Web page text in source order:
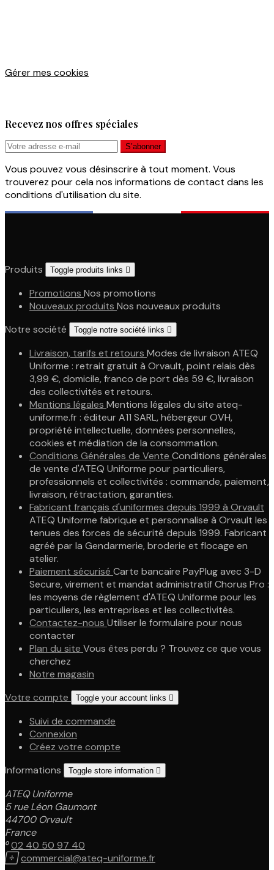
Gérer mes cookies
Recevez nos offres spéciales
Vous pouvez vous désinscrire à tout moment. Vous
trouverez pour cela nos informations de contact dans les
conditions d'utilisation du site.
Produits Toggle produits links 
Promotions Nos promotions
Nouveaux produits Nos nouveaux produits
Notre société
Toggle notre société links 
Livraison, tarifs et retours Modes de livraison ATEQ
Uniforme : retrait gratuit à Orvault, point relais dès
3,99 €, domicile, franco de port dès 59 €, livraison
des collectivités et retours.
Mentions légales Mentions légales du site ateq-
uniforme.fr : éditeur A11 SARL, hébergeur OVH,
propriété intellectuelle, données personnelles,
cookies et médiation de la consommation.
Conditions Générales de Vente Conditions générales
de vente d'ATEQ Uniforme pour particuliers,
professionnels et collectivités : commande, paiement,
livraison, rétractation, garanties.
Fabricant français d'uniformes depuis 1999 à Orvault
ATEQ Uniforme fabrique et personnalise à Orvault les
tenues des forces de sécurité depuis 1999. Fabricant
agréé par la Gendarmerie, broderie et flocage en
atelier.
Paiement sécurisé Carte bancaire PayPlug avec 3-D
Secure, virement et mandat administratif Chorus Pro :
les moyens de règlement d'ATEQ Uniforme pour les
particuliers, les entreprises et les collectivités.
Contactez-nous Utiliser le formulaire pour nous
contacter
Plan du site Vous êtes perdu ? Trouvez ce que vous
cherchez
Notre magasin
Votre compte
Toggle your account links 
Suivi de commande
Connexion
Créez votre compte
Informations
Toggle store information 
ATEQ Uniforme
5 rue Léon Gaumont
44700 Orvault
France
02 40 50 97 40
commercial@ateq-uniforme.fr